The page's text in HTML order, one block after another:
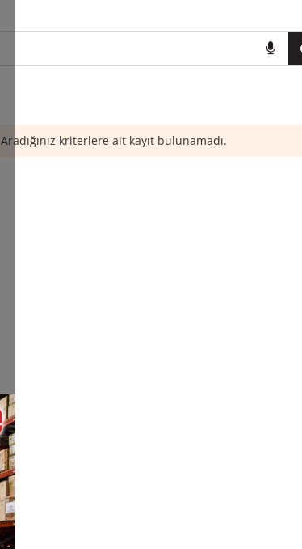
Aradığınız kriterlere ait kayıt bulunamadı.